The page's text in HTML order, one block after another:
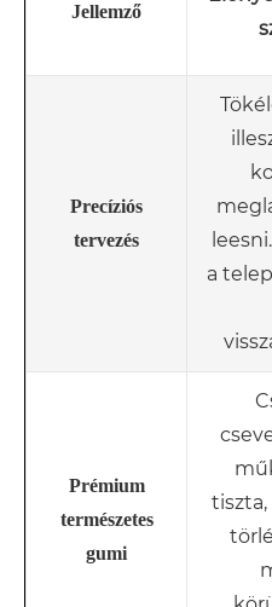
Jellemző
Precíziós
tervezés
a
Prémium
természetes
gumi